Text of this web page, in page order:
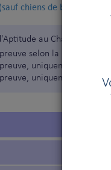
chiens de bouvier
au Championnat
selon la
uniquement pour
uniquement pour